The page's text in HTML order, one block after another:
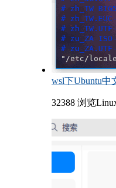
wsl下Ubuntu中
32388 浏览